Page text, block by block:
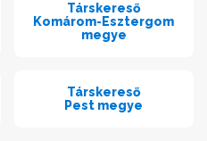
Társkereső
Komárom-Esztergom
megye
Társkereső
Pest megye